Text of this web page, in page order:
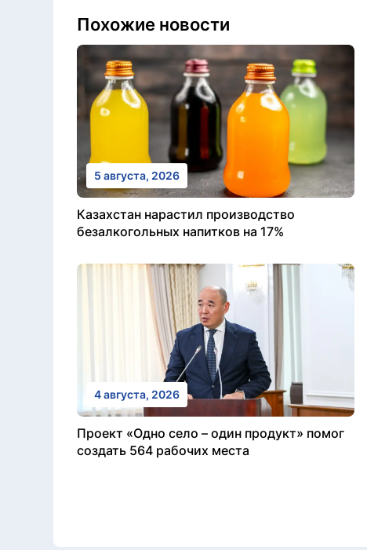
Похожие новости
5 августа, 2026
Казахстан нарастил производство
безалкогольных напитков на 17%
4 августа, 2026
Проект «Одно село – один продукт» помог
создать 564 рабочих места